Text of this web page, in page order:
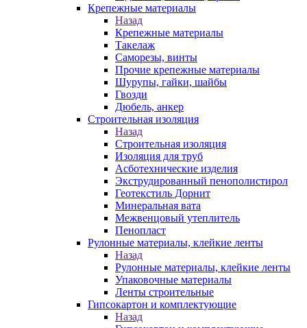
Крепежные материалы
Назад
Крепежные материалы
Такелаж
Саморезы, винты
Прочие крепежные материалы
Шурупы, гайки, шайбы
Гвозди
Дюбель, анкер
Строительная изоляция
Назад
Строительная изоляция
Изоляция для труб
Асботехнические изделия
Экструдированный пенополистирол
Геотекстиль Дорнит
Минеральная вата
Межвенцовый утеплитель
Пенопласт
Рулонные материалы, клейкие ленты
Назад
Рулонные материалы, клейкие ленты
Упаковочные материалы
Ленты строительные
Гипсокартон и комплектующие
Назад